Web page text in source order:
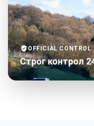
OFFICIAL CONTROL
Строг контрол